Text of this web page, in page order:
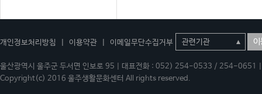
개인정보처리방침 이용약관 이메일무단수집거부 이
울산광역시 울주군 두서면 인보로 95 | 대표전화 : 052) 254-0533 / 254-
Copyright(c) 2016 울주생활문화센터 All rights reserved.